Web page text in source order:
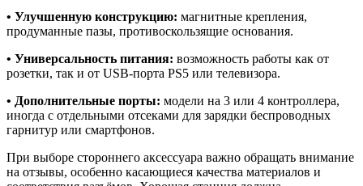
• Улучшенную конструкцию: магнитные крепления,
продуманные пазы, противоскользящие основания.
• Универсальность питания: возможность работы как от
розетки, так и от USB-порта PS5 или телевизора.
• Дополнительные порты: модели на 3 или 4 контроллера,
иногда с отдельными отсеками для зарядки беспроводных
гарнитур или смартфонов.
При выборе стороннего аксессуара важно обращать внимание
на отзывы, особенно касающиеся качества материалов и